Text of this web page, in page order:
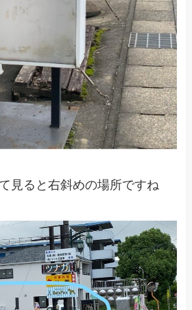
見ると右斜めの場所ですね